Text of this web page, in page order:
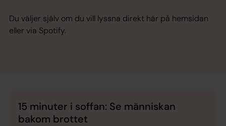
Du väljer själv om du vill lyssna direkt här på hemsidan
eller via Spotify.
15 minuter i soffan: Se människan
bakom brottet